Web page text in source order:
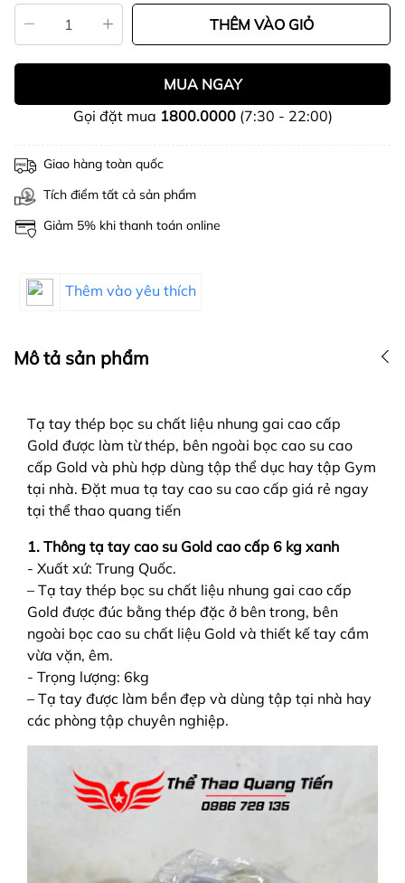
THÊM VÀO GIỎ
MUA NGAY
Gọi đặt mua 1800.0000(7:30 - 22:00)
Giao hàng toàn quốc
Tích điểm tất cả sản phẩm
Giảm 5% khi thanh toán online
Thêm vào yêu thích
Mô tả sản phẩm
Tạ tay thép bọc su chất liệu nhung gai cao cấp
Gold được làm từ thép, bên ngoài bọc cao su cao
cấp Gold và phù hợp dùng tập thể dục hay tập Gym
tại nhà. Đặt mua tạ tay cao su cao cấp giá rẻ ngay
tại thể thao quang tiến
1. Thông tạ tay cao su Gold cao cấp 6 kg xanh
- Xuất xứ: Trung Quốc.
– Tạ tay thép bọc su chất liệu nhung gai cao cấp
Gold được đúc bằng thép đặc ở bên trong, bên
ngoài bọc cao su chất liệu Gold và thiết kế tay cầm
vừa vặn, êm.
- Trọng lượng: 6kg
– Tạ tay được làm bền đẹp và dùng tập tại nhà hay
các phòng tập chuyên nghiệp.